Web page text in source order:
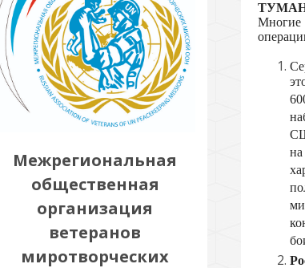
Межрегиональная
общественная
организация
ветеранов
миротворческих